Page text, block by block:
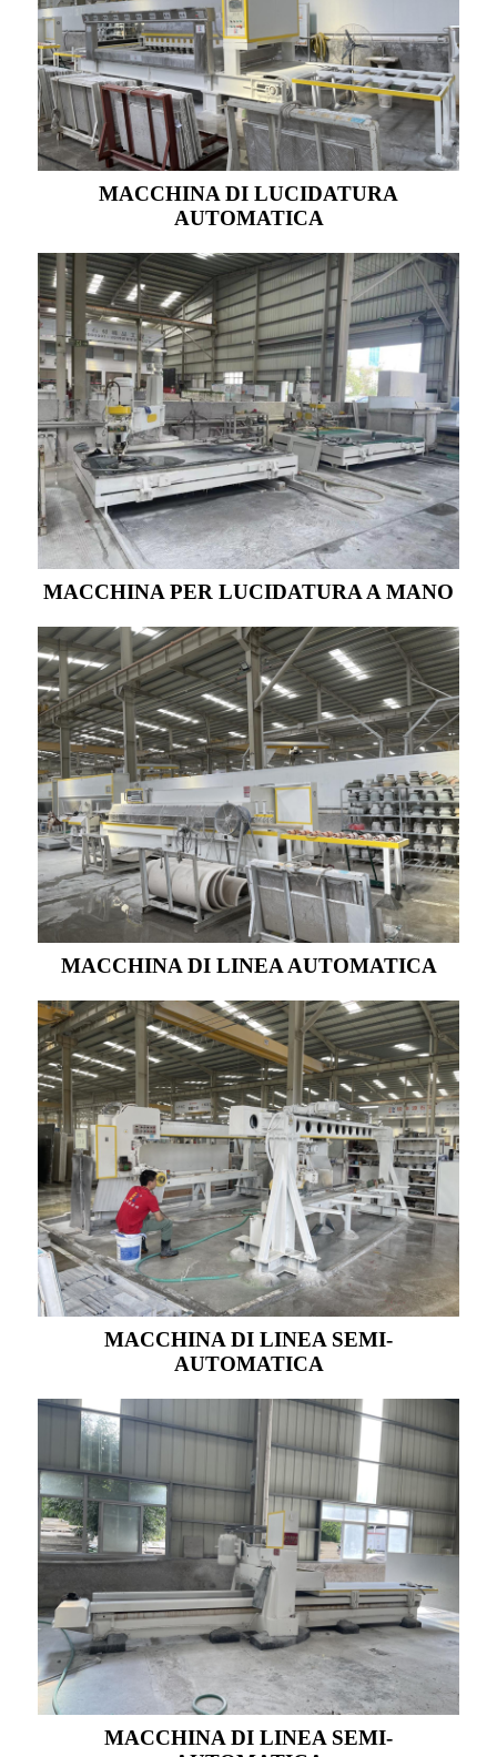
MACCHINA DI LUCIDATURA
AUTOMATICA
MACCHINA PER LUCIDATURA A MANO
MACCHINA DI LINEA AUTOMATICA
MACCHINA DI LINEA SEMI-
AUTOMATICA
MACCHINA DI LINEA SEMI-